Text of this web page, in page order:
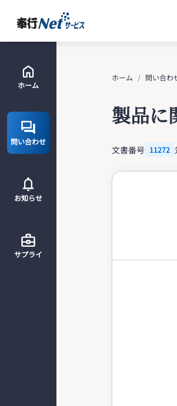
ホーム
問い合わせ
お知らせ
サプライ
ホーム 問い合わ
製品に
文書番号 11272